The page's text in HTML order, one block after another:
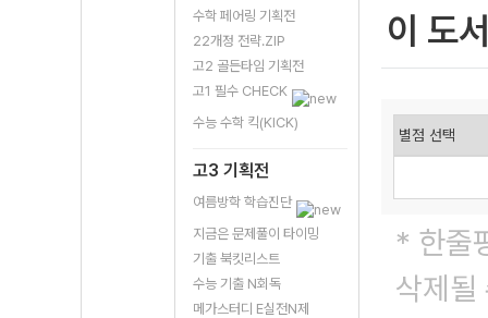
수학 페어링 기획전
22개정 전략.ZIP
고2 골든타임 기획전
고1 필수 CHECK
수능 수학 킥(KICK)
고3 기획전
여름방학 학습진단
지금은 문제풀이 타이밍
기출 북킷리스트
수능 기출 N회독
메가스터디 E실전N제
이 도
* 한줄
삭제될